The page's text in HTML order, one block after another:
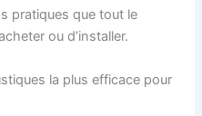
pratiques que tout le
ou d’installer.
la plus efficace pour